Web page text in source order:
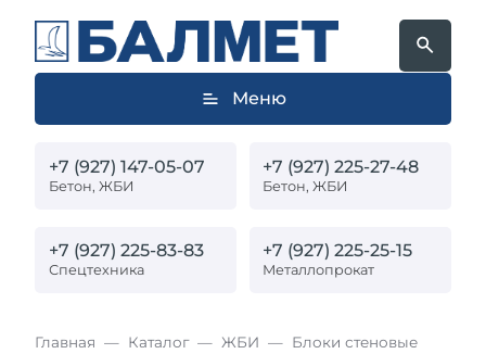
Меню
+7 (927) 147-05-07
Бетон, ЖБИ
+7 (927) 225-27-48
Бетон, ЖБИ
+7 (927) 225-83-83
Спецтехника
+7 (927) 225-25-15
Металлопрокат
Главная Каталог ЖБИ
Блоки стеновые